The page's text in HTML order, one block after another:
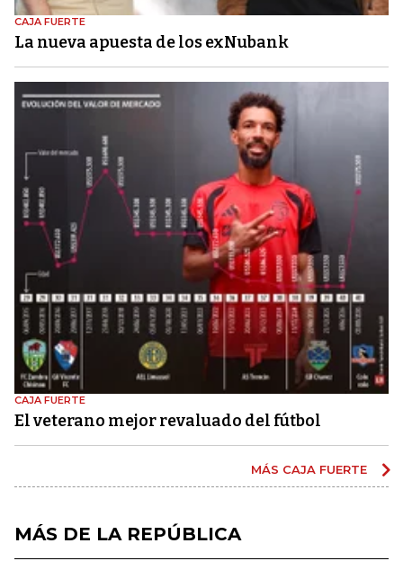
CAJA FUERTE
La nueva apuesta de los exNubank
CAJA FUERTE
El veterano mejor revaluado del fútbol
MÁS CAJA FUERTE
MÁS DE LA REPÚBLICA